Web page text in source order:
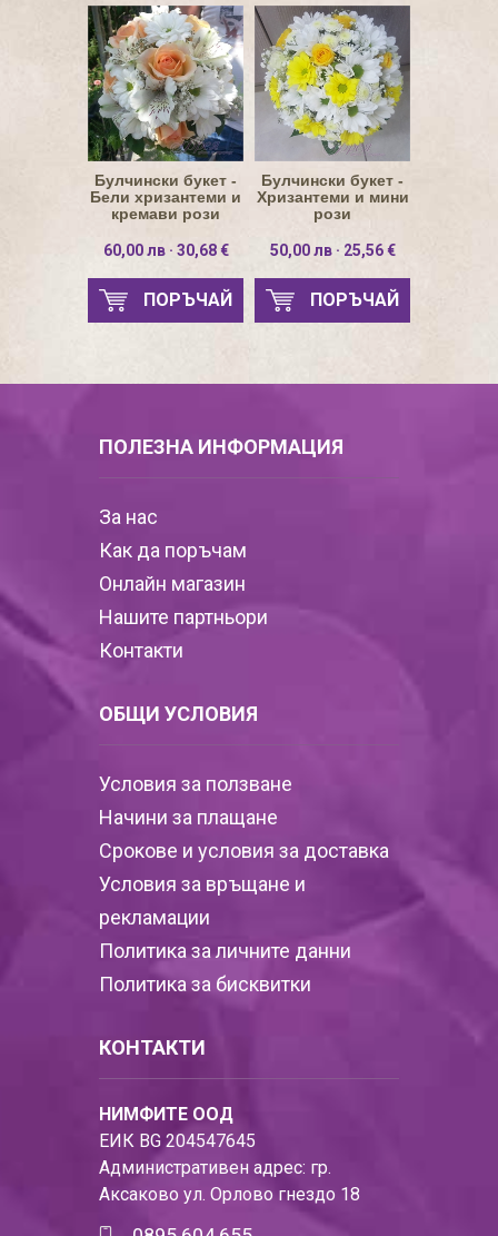
Булчински букет -
Бели хризантеми и
кремави рози
60,00 лв · 30,68 €
ПОРЪЧАЙ
Булчински букет -
Хризантеми и мини
рози
50,00 лв · 25,56 €
ПОРЪЧАЙ
ПОЛЕЗНА ИНФОРМАЦИЯ
За нас
Как да поръчам
Онлайн магазин
Нашите партньори
Контакти
ОБЩИ УСЛОВИЯ
Условия за ползване
Начини за плащане
Срокове и условия за доставка
Условия за връщане и
рекламации
Политика за личните данни
Политика за бисквитки
КОНТАКТИ
НИМФИТЕ ООД
ЕИК BG 204547645
Административен адрес: гр.
Аксаково ул. Орлово гнездо 18